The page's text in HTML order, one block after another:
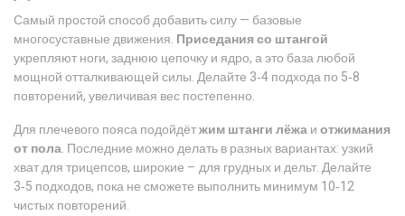
Самый простой способ добавить силу — базовые
многосуставные движения. Приседания со штангой
укрепляют ноги, заднюю цепочку и ядро, а это база любой
мощной отталкивающей силы. Делайте 3‑4 подхода по 5‑8
повторений, увеличивая вес постепенно.
Для плечевого пояса подойдётжим штанги лёжаиотжимания
от пола. Последние можно делать в разных вариантах: узкий
хват для трицепсов, широкие – для грудных и дельт. Делайте
3‑5 подходов, пока не сможете выполнить минимум 10‑12
чистых повторений.